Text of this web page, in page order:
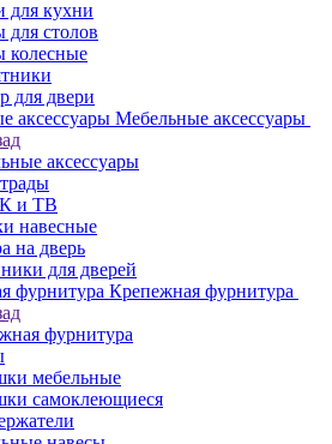
для кухни
столов
колесные
для двери
Мебельные аксессуары
аксессуары
и ТВ
навесные
на дверь
для дверей
Крепежная фурнитура
фурнитура
мебельные
самоклеющиеся